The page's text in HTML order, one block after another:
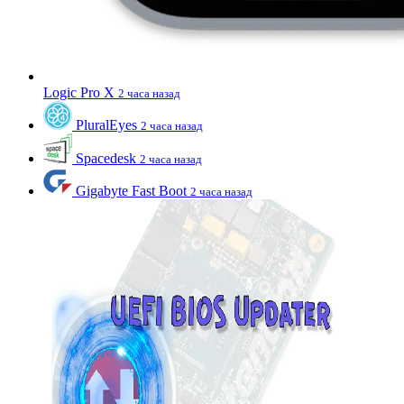
Logic Pro X 2 часа назад
PluralEyes 2 часа назад
Spacedesk 2 часа назад
Gigabyte Fast Boot 2 часа назад